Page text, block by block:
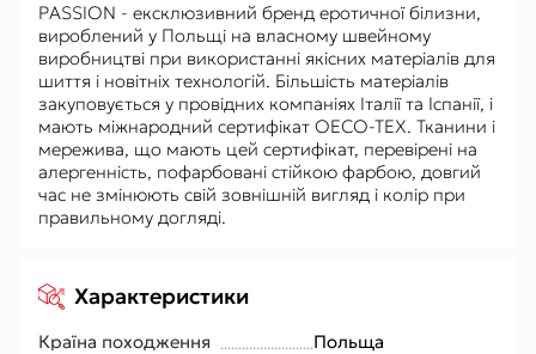
PASSION - ексклюзивний бренд еротичної білизни,
вироблений у Польщі на власному швейному
виробництві при використанні якісних матеріалів для
шиття і новітніх технологій. Більшість матеріалів
закуповується у провідних компаніях Італії та Іспанії, і
мають міжнародний сертифікат OECO-TEX. Тканини і
мережива, що мають цей сертифікат, перевірені на
алергенність, пофарбовані стійкою фарбою, довгий
час не змінюють свій зовнішній вигляд і колір при
правильному догляді.
Характеристики
Країна походження Польща